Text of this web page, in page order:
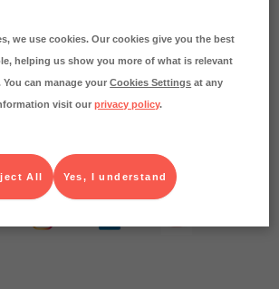
we use cookies. Our cookies give you the best
helping us show you more of what is relevant
can manage yourCookies Settings at any
visit ourprivacy policy.
Yes, I understand
All